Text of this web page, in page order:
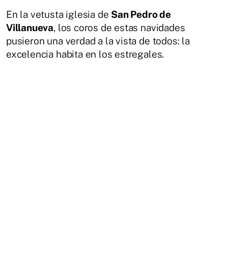
En la vetusta iglesia de San Pedro de
Villanueva, los coros de estas navidades
pusieron una verdad a la vista de todos: la
excelencia habita en los estregales.